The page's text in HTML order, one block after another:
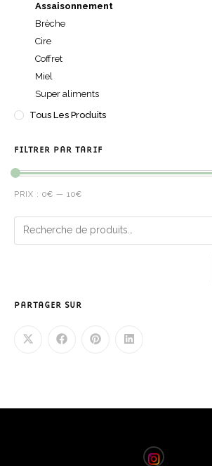
Assaisonnement
Brèche
Cire
Coffret
Miel
Super aliments
Tous Les Produits
FILTRER PAR TARIF
PRIX : 0€ — 10€
PARTAGER SUR